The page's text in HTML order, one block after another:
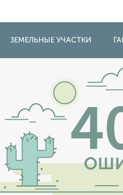
ЗЕМЕЛЬНЫЕ УЧАСТКИ